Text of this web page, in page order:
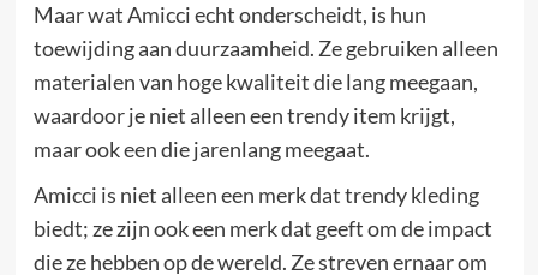
Maar wat Amicci echt onderscheidt, is hun
toewijding aan duurzaamheid. Ze gebruiken alleen
materialen van hoge kwaliteit die lang meegaan,
waardoor je niet alleen een trendy item krijgt,
maar ook een die jarenlang meegaat.
Amicci is niet alleen een merk dat trendy kleding
biedt; ze zijn ook een merk dat geeft om de impact
die ze hebben op de wereld. Ze streven ernaar om